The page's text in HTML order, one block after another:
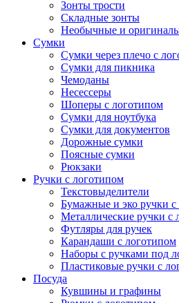
Зонты трости
Складные зонты
Необычные и
Сумки
Сумки через плечо с
Сумки для пикника
Чемоданы
Несессеры
Шоперы с логотипом
Сумки для ноутбука
Сумки для документов
Дорожные сумки
Поясные сумки
Рюкзаки
Ручки с логотипом
Текстовыделители
Бумажные и эко ручки с
Металлические ручки с
Футляры для ручек
Карандаши с логотипом
Наборы с ручками под
Пластиковые ручки с
Посуда
Кувшины и графины